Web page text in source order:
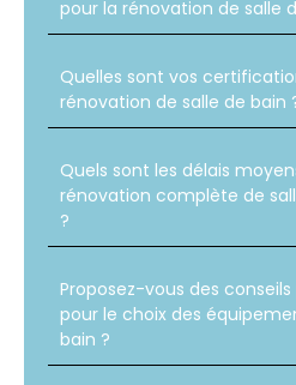
pour la rénovation de salle
Quelles sont vos
rénovation de salle de bain
Quels sont les délais
rénovation complète de
?
Proposez-vous des
pour le choix des
bain ?